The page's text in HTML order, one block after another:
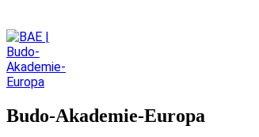
Budo-Akademie-Europa